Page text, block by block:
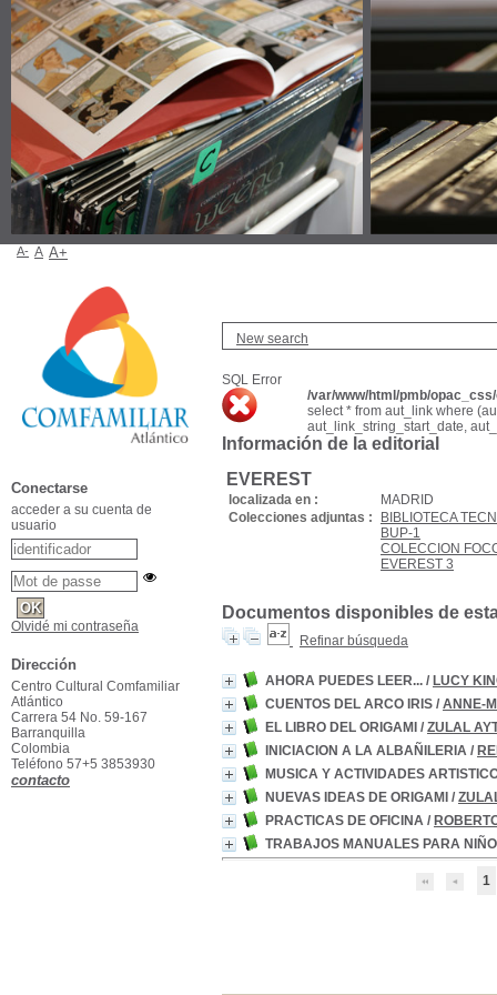
New search
SQL Error
/var/www/html/pmb/
select * from aut_link where
aut_link_string_start_date,
Información de la editorial
EVEREST
localizada en :
MADRID
Colecciones adjuntas :
BIBLIOTECA
BUP-1
COLECCION
EVEREST 3
Documentos disponibles de
Refinar búsqueda
AHORA PUEDES LEER... / LUCY
CUENTOS DEL ARCO IRIS / ANNE-
EL LIBRO DEL ORIGAMI / ZULAL
INICIACION A LA ALBAÑILERIA /
MUSICA Y ACTIVIDADES
NUEVAS IDEAS DE ORIGAMI /
PRACTICAS DE OFICINA /
TRABAJOS MANUALES PARA
1
A- A A+
Conectarse
acceder a su cuenta de
usuario
Olvidé mi contraseña
Dirección
Centro Cultural Comfamiliar
Atlántico
Carrera 54 No. 59-167
Barranquilla
Colombia
Teléfono 57+5 3853930
contacto